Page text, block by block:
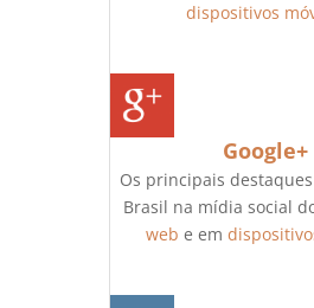
dispositivos
Google+
Os principais
Brasil na mídia social
web e em